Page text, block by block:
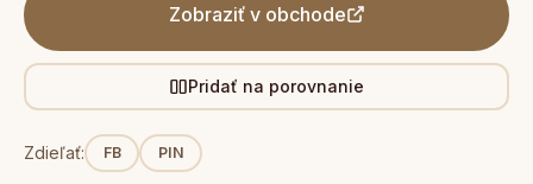
Zobraziť v obchode
Pridať na porovnanie
Zdieľať: FB PIN